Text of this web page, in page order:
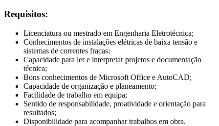
Requisitos:
Licenciatura ou mestrado em Engenharia Eletrotécnica;
Conhecimentos de instalações elétricas de baixa tensão e
sistemas de correntes fracas;
Capacidade para ler e interpretar projetos e documentação
técnica;
Bons conhecimentos de Microsoft Office e AutoCAD;
Capacidade de organização e planeamento;
Facilidade de trabalho em equipa;
Sentido de responsabilidade, proatividade e orientação para
resultados;
Disponibilidade para acompanhar trabalhos em obra.